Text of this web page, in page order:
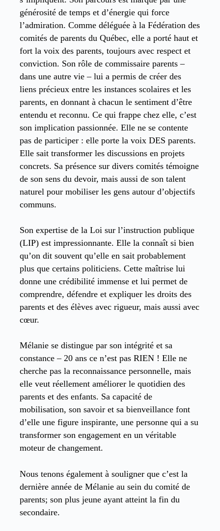
générosité de temps et d’énergie qui force
l’admiration. Comme déléguée à la Fédération des
comités de parents du Québec, elle a porté haut et
fort la voix des parents, toujours avec respect et
conviction. Son rôle de commissaire parents –
dans une autre vie – lui a permis de créer des
liens précieux entre les instances scolaires et les
parents, en donnant à chacun le sentiment d’être
entendu et reconnu. Ce qui frappe chez elle, c’est
son implication passionnée. Elle ne se contente
pas de participer : elle porte la voix DES parents.
Elle sait transformer les discussions en projets
concrets. Sa présence sur divers comités témoigne
de son sens du devoir, mais aussi de son talent
naturel pour mobiliser les gens autour d’objectifs
communs.
Son expertise de la Loi sur l’instruction publique
(LIP) est impressionnante. Elle la connaît si bien
qu’on dit souvent qu’elle en sait probablement
plus que certains politiciens. Cette maîtrise lui
donne une crédibilité immense et lui permet de
comprendre, défendre et expliquer les droits des
parents et des élèves avec rigueur, mais aussi avec
cœur.
Mélanie se distingue par son intégrité et sa
constance – 20 ans ce n’est pas RIEN ! Elle ne
cherche pas la reconnaissance personnelle, mais
elle veut réellement améliorer le quotidien des
parents et des enfants. Sa capacité de
mobilisation, son savoir et sa bienveillance font
d’elle une figure inspirante, une personne qui a su
transformer son engagement en un véritable
moteur de changement.
Nous tenons également à souligner que c’est la
dernière année de Mélanie au sein du comité de
parents; son plus jeune ayant atteint la fin du
secondaire.